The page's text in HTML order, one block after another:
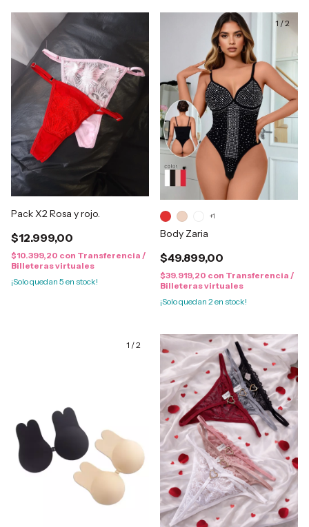
Pack X2 Rosa y rojo.
$12.999,00
$10.399,20 con Transferencia /
Billeteras virtuales
¡Solo quedan 5 en stock!
1 /2
Body Zaria
$49.899,00
$39.919,20 con Transferencia /
Billeteras virtuales
¡Solo quedan 2 en stock!
+1
1 /2